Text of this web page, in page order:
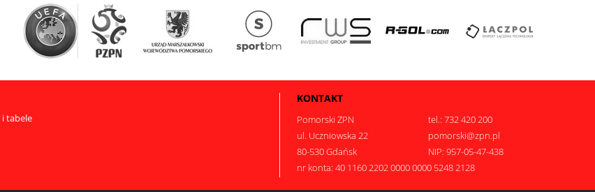
tabele
KONTAKT
Pomorski ZPN
tel.: 732 420 200
ul. Uczniowska 22
pomorski@zpn.pl
80-530 Gdańsk
NIP: 957-05-47-438
nr konta: 40 1160 2202 0000 0000 5248 2128